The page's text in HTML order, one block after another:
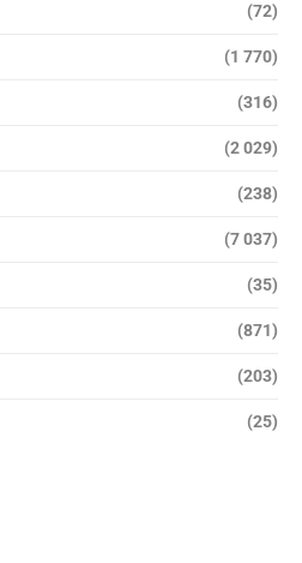
(72)
(1 770)
(316)
(2 029)
(238)
(7 037)
(35)
(871)
(203)
(25)